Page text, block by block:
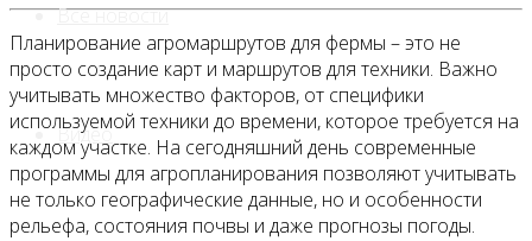
Все новости
Видео
Планирование агромаршрутов для фермы – это не
просто создание карт и маршрутов для техники. Важно
учитывать множество факторов, от специфики
используемой техники до времени, которое требуется на
каждом участке. На сегодняшний день современные
программы для агропланирования позволяют учитывать
не только географические данные, но и особенности
рельефа, состояния почвы и даже прогнозы погоды.